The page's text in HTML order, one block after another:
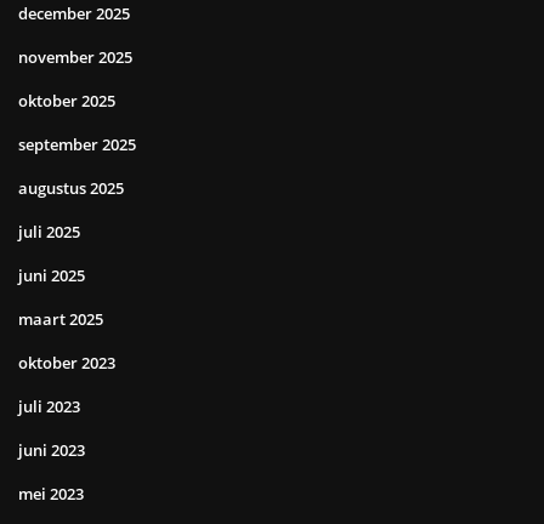
december 2025
november 2025
oktober 2025
september 2025
augustus 2025
juli 2025
juni 2025
maart 2025
oktober 2023
juli 2023
juni 2023
mei 2023